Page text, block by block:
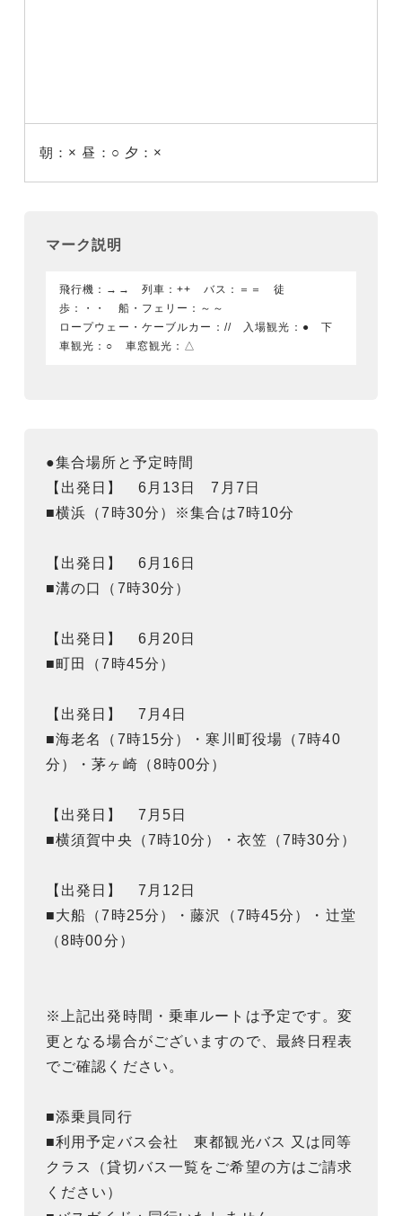
朝：× 昼：○ 夕：×
マーク説明
飛行機：→→ 列車：++ バス：＝＝ 徒
歩：・・ 船・フェリー：～～
ロープウェー・ケーブルカー：// 入場観光：● 下
車観光：○ 車窓観光：△
●集合場所と予定時間
【出発日】 6月13日 7月7日
■横浜（7時30分）※集合は7時10分
【出発日】 6月16日
■溝の口（7時30分）
【出発日】 6月20日
■町田（7時45分）
【出発日】 7月4日
■海老名（7時15分）・寒川町役場（7時40
分）・茅ヶ崎（8時00分）
【出発日】 7月5日
■横須賀中央（7時10分）・衣笠（7時30分）
【出発日】 7月12日
■大船（7時25分）・藤沢（7時45分）・辻堂
（8時00分）
※上記出発時間・乗車ルートは予定です。変
更となる場合がございますので、最終日程表
でご確認ください。
■添乗員同行
■利用予定バス会社 東都観光バス 又は同等
クラス（貸切バス一覧をご希望の方はご請求
ください）